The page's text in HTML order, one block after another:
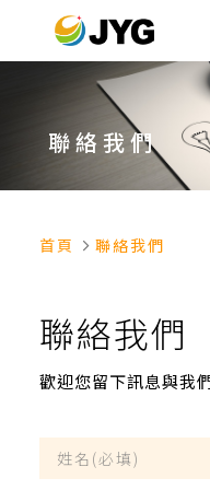
聯絡我們
首頁 聯絡我們
聯絡我們
歡迎您留下訊息與我